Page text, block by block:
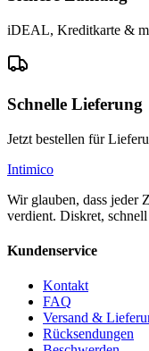
iDEAL, Kreditkarte &
Schnelle Lieferung
Jetzt bestellen für
Intimico
Wir glauben, dass jeder
verdient. Diskret,
Kundenservice
Kontakt
FAQ
Versand &
Rücksendungen